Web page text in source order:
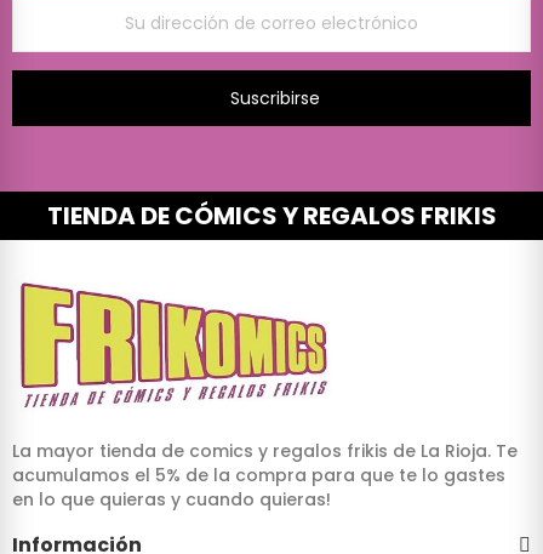
Suscribirse
TIENDA DE CÓMICS Y REGALOS FRIKIS
La mayor tienda de comics y regalos frikis de La Rioja. Te
acumulamos el 5% de la compra para que te lo gastes
en lo que quieras y cuando quieras!
Información